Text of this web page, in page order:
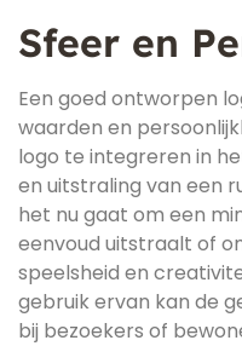
Sfeer en
Een goed ontworpen
waarden en
logo te integreren in
en uitstraling van een
het nu gaat om een
eenvoud uitstraalt of
speelsheid en
gebruik ervan kan de
bij bezoekers of